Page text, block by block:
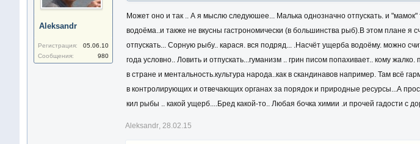
Aleksandr
Регистрация:
05.06.10
Сообщения:
980
Может оно и так .. А я мыслю следуюшее... Малька однозначно отпускать. и
водоёма..и также не вкусны гастрономически (в большинства рыб).В этом плане я
отпускать... Сорную рыбу.. карася. вся подряд... .Насчёт ущерба водоёму. можно
года условно.. Ловить и отпускать...гуманизм .. грин писом попахивает.. кому
в стране и ментальность.культура народа..как в скандинавов например. Там всё
в контролирующих и отвечающих органах за порядок и природные ресурсы...А
кил рыбы .. какой ущерб....Бред какой-то.. Любая бочка химии .и прочей гадости
Aleksandr, 28.02.15